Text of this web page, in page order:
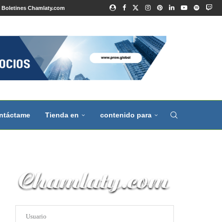
Boletines Chamlaty.com
Tienda en contenido para